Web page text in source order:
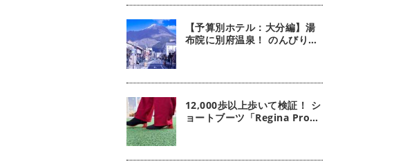
【予算別ホテル：大分編】湯
布院に別府温泉！ のんびり名
12,000歩以上歩いて検証！ シ
ョートブーツ「Regina Pro」